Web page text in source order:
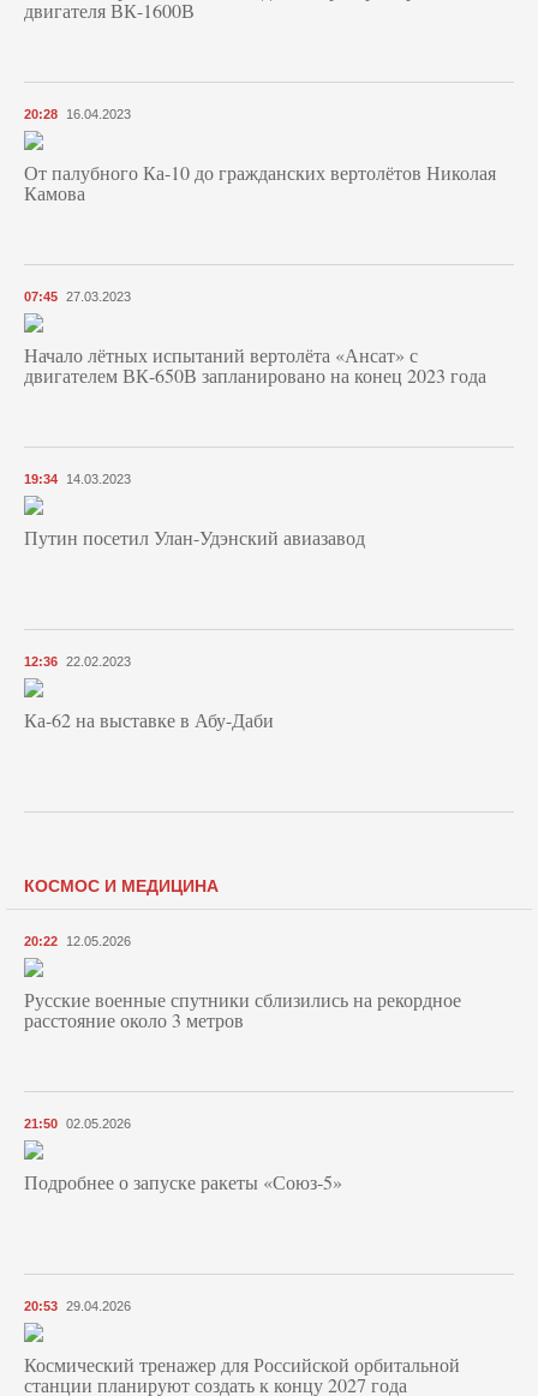
двигателя ВК-1600В
20:28 16.04.2023
От палубного Ка-10 до гражданских вертолётов Николая
Камова
07:45 27.03.2023
Начало лётных испытаний вертолёта «Ансат» с
двигателем ВК-650В запланировано на конец 2023 года
19:34 14.03.2023
Путин посетил Улан-Удэнский авиазавод
12:36 22.02.2023
Ка-62 на выставке в Абу-Даби
КОСМОС И МЕДИЦИНА
20:22 12.05.2026
Русские военные спутники сблизились на рекордное
расстояние около 3 метров
21:50 02.05.2026
Подробнее о запуске ракеты «Союз‑5»
20:53 29.04.2026
Космический тренажер для Российской орбитальной
станции планируют создать к концу 2027 года